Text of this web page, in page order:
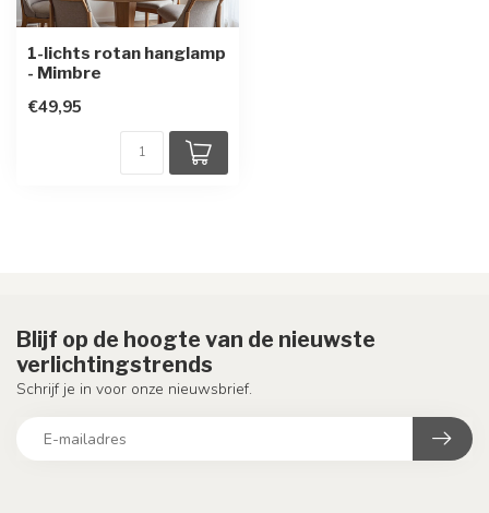
1-lichts rotan hanglamp
- Mimbre
€49,95
Blijf op de hoogte van de nieuwste
verlichtingstrends
Schrijf je in voor onze nieuwsbrief.